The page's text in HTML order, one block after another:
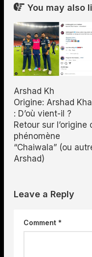
You may also
Arshad Kh
Origine: Arshad
: D’où vient-il ?
Retour sur l’origine
phénomène
“Chaiwala” (ou
Arshad)
Leave a Reply
Comment *